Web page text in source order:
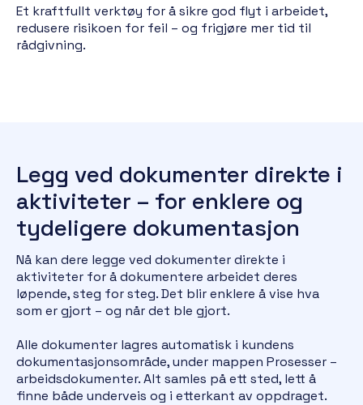
Et kraftfullt verktøy for å sikre god flyt i arbeidet,
redusere risikoen for feil – og frigjøre mer tid til
rådgivning.
Legg ved dokumenter direkte i
aktiviteter – for enklere og
tydeligere dokumentasjon
Nå kan dere legge ved dokumenter direkte i
aktiviteter for å dokumentere arbeidet deres
løpende, steg for steg. Det blir enklere å vise hva
som er gjort – og når det ble gjort.
Alle dokumenter lagres automatisk i kundens
dokumentasjonsområde, under mappen Prosesser –
arbeidsdokumenter. Alt samles på ett sted, lett å
finne både underveis og i etterkant av oppdraget.